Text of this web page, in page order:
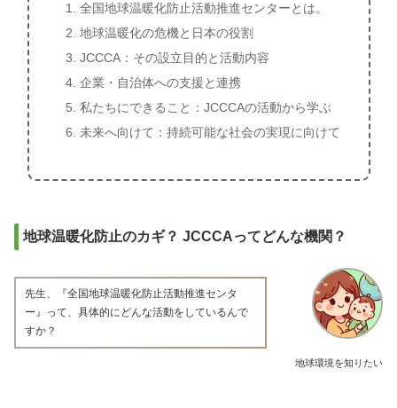
全国地球温暖化防止活動推進センターとは。
地球温暖化の危機と日本の役割
JCCCA：その設立目的と活動内容
企業・自治体への支援と連携
私たちにできること：JCCCAの活動から学ぶ
未来へ向けて：持続可能な社会の実現に向けて
地球温暖化防止のカギ？ JCCCAってどんな機関？
地球環境を知りたい
先生、『全国地球温暖化防止活動推進センタ
ー』って、具体的にどんな活動をしているんで
すか？